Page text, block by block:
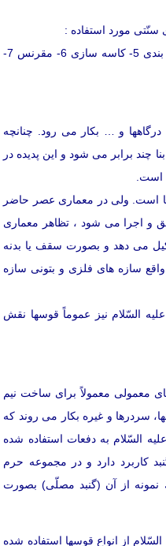
سنّتی مورد استفاده :
1- قوس 2- رسمی 3- نیمكاری 4- یزدی بندی 5- كاسه سازی 6- مقرنس 7-
و … بكار می رود. چنانچه
چند برابر می شود و این پدیده در
است.
است. ولی در معماری عصر حاضر
و اجرا می شود ، تظاهر معماری
می دهد و بصورت سقف یا بدنه
سازه های فلزی و بتونی سازه
السّلام نیز عموماً قوسها نقش
معمولی معمولاً برای ساخت نیم
سردرها و غیره بكار می روند كه
السّلام به دفعات استفاده شده
كاربرد دارد و در مجموعه حرم
نمونه از آن (گنبد مصلّی) بصورت
از انواع قوسها استفاده شده